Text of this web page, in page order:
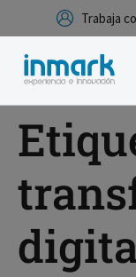
Trabaja